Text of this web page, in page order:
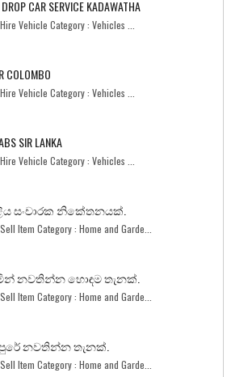
CAR SERVICE KADAWATHA
Vehicle Category : Vehicles ...
COLOMBO
Vehicle Category : Vehicles ...
SIR LANKA
Vehicle Category : Vehicles ...
සංචාරක නිකේතනයක්.
Item Category : Home and Garde...
නවතින්න හොඳම තැනක්.
Item Category : Home and Garde...
නවතින්න තැනක්.
Item Category : Home and Garde...